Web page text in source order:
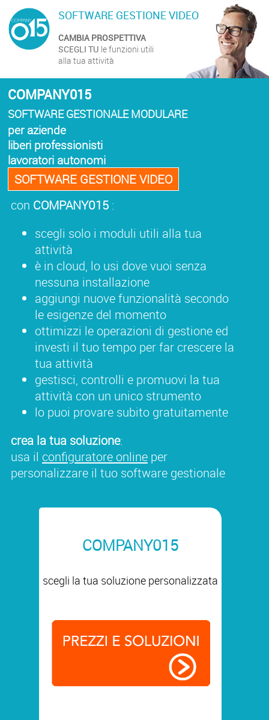
SOFTWARE GESTIONE VIDEO
CAMBIA PROSPETTIVA
SCEGLI TU le funzioni utili
alla tua attività
COMPANY015
SOFTWARE GESTIONALE MODULARE
per aziende
liberi professionisti
lavoratori autonomi
SOFTWARE GESTIONE VIDEO
con COMPANY015 :
scegli solo i moduli utili alla tua
attività
è in cloud, lo usi dove vuoi senza
nessuna installazione
aggiungi nuove funzionalità secondo
le esigenze del momento
ottimizzi le operazioni di gestione ed
investi il tuo tempo per far crescere la
tua attività
gestisci, controlli e promuovi la tua
attività con un unico strumento
lo puoi provare subito gratuitamente
crea la tua soluzione:
usa il configuratore online per
personalizzare il tuo software gestionale
COMPANY015
scegli la tua soluzione personalizzata